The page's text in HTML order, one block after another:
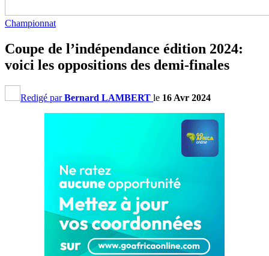
Championnat
Coupe de l’indépendance édition 2024:
voici les oppositions des demi-finales
Redigé parBernard LAMBERT le 16 Avr 2024